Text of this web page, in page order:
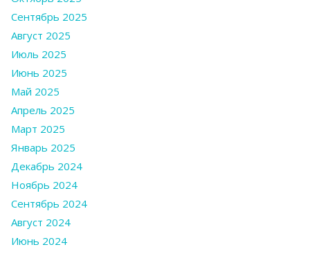
Сентябрь 2025
Август 2025
Июль 2025
Июнь 2025
Май 2025
Апрель 2025
Март 2025
Январь 2025
Декабрь 2024
Ноябрь 2024
Сентябрь 2024
Август 2024
Июнь 2024